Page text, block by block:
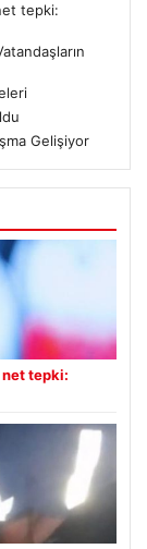
tepki:
Gelişiyor
net tepki: